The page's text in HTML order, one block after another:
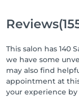
Reviews
This salon has 140
we have some
may also find
appointment at
your experience